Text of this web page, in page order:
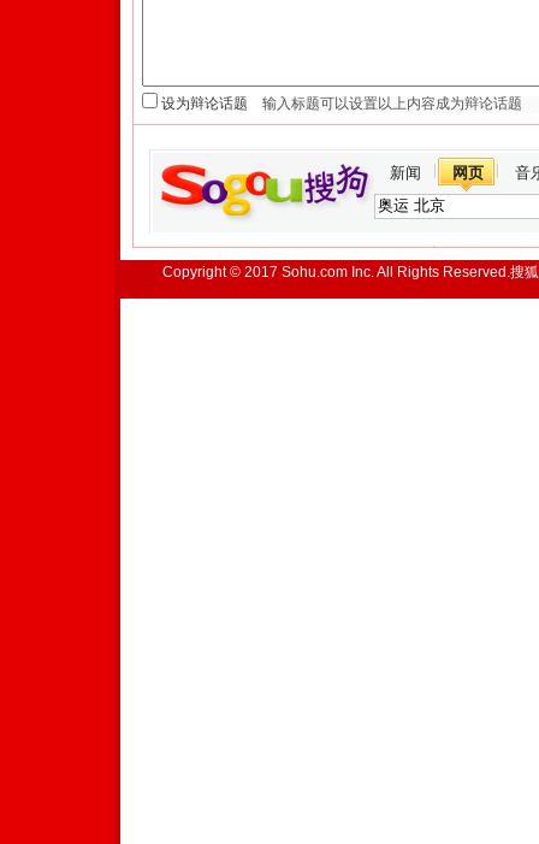
设为辩论话题
新闻 网页 音
Copyright © 2017 Sohu.com Inc. All Rights Reserved.搜